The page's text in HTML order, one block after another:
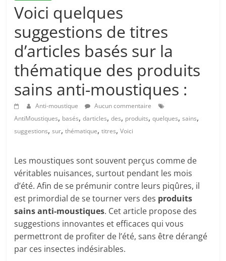
Voici quelques
suggestions de titres
d’articles basés sur la
thématique des produits
sains anti-moustiques :
Anti-moustique
Aucun commentaire
AntiMoustiques, basés,darticles,des, produits,quelques,sains,
suggestions,sur,thématique,titres,Voici
Les moustiques sont souvent perçus comme de
véritables nuisances, surtout pendant les mois
d’été. Afin de se prémunir contre leurs piqûres, il
est primordial de se tourner vers des produits
sains anti-moustiques. Cet article propose des
suggestions innovantes et efficaces qui vous
permettront de profiter de l’été, sans être dérangé
par ces insectes indésirables.